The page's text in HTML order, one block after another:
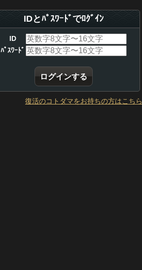
IDとﾊﾟｽﾜｰﾄﾞでﾛｸﾞｲﾝ
ID
ﾊﾟｽﾜｰﾄﾞ
復活のコトダマをお持ちの方はこちら